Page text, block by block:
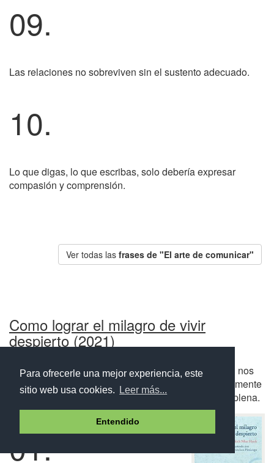
Para ofrecerle una mejor experiencia, este
sitio web usa cookies.
Leer más...
Entendido
09.
Las relaciones no sobreviven sin el sustento adecuado.
10.
Lo que digas, lo que escribas, solo debería expresar
compasión y comprensión.
Ver todas las frases de "El arte de comunicar"
Como lograr el milagro de vivir
despierto (2021)
A través de numerosas anécdotas, Thich Nhat Hanh nos
explica cómo alcanzar la serenidad y mantener una mente
limpia, con el objetivo de llevar una vida tranquila y plena.
01.